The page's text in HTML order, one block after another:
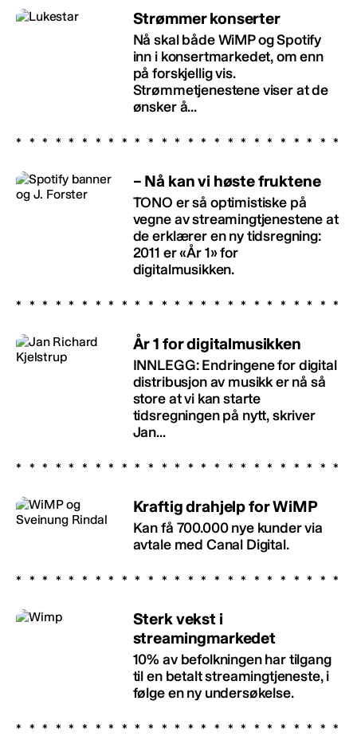
Strømmer konserter
Nå skal både WiMP og Spotify
inn i konsertmarkedet, om enn
på forskjellig vis.
Strømmetjenestene viser at de
ønsker å...
– Nå kan vi høste fruktene
TONO er så optimistiske på
vegne av streamingtjenestene at
de erklærer en ny tidsregning:
2011 er «År 1» for
digitalmusikken.
År 1 for digitalmusikken
INNLEGG: Endringene for digital
distribusjon av musikk er nå så
store at vi kan starte
tidsregningen på nytt, skriver
Jan...
Kraftig drahjelp for WiMP
Kan få 700.000 nye kunder via
avtale med Canal Digital.
Sterk vekst i
streamingmarkedet
10% av befolkningen har tilgang
til en betalt streamingtjeneste, i
følge en ny undersøkelse.